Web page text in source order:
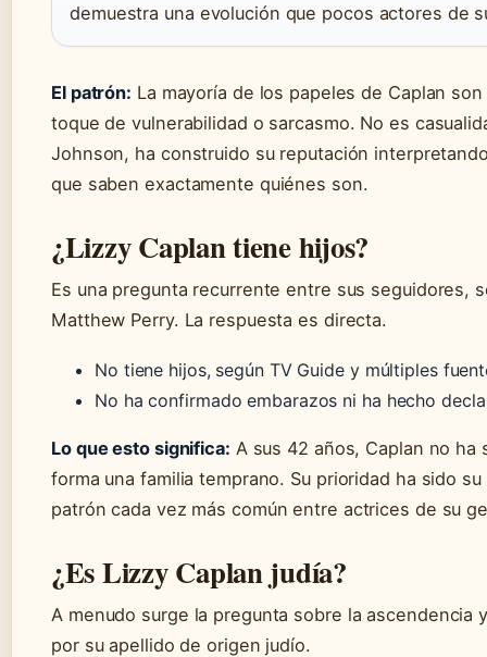
demuestra una evolución que pocos actores de
El patrón: La mayoría de los papeles de Caplan
toque de vulnerabilidad o sarcasmo. No es
Johnson, ha construido su reputación
que saben exactamente quiénes son.
¿Lizzy Caplan tiene hijos?
Es una pregunta recurrente entre sus seguidores,
Matthew Perry. La respuesta es directa.
No tiene hijos, según TV Guide y múltiples
No ha confirmado embarazos ni ha hecho
Lo que esto significa: A sus 42 años, Caplan no
forma una familia temprano. Su prioridad ha sido
patrón cada vez más común entre actrices de su
¿Es Lizzy Caplan judía?
A menudo surge la pregunta sobre la
por su apellido de origen judío.